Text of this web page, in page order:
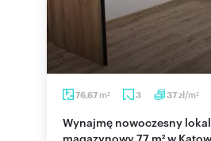
76,67 m2 3 37zł/m2
Wynajmę nowoczesny lokal biurowo-
magazynowy 77 m² w